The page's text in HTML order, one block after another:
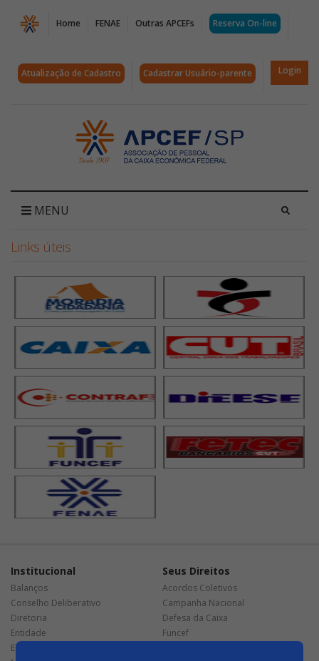
Página
Pesquisa
Reserva
APCEF/SP
Home FENAE Outras APCEFs Reserva On-line
Atualização de Cadastro Cadastrar Usuário-parente Login
Acessar
página
inicial
MENU
Links úteis
Institucional
Balanços
Conselho Deliberativo
Diretoria
Entidade
Estatuto
Seus Direitos
Acordos Coletivos
Campanha Nacional
Defesa da Caixa
Funcef